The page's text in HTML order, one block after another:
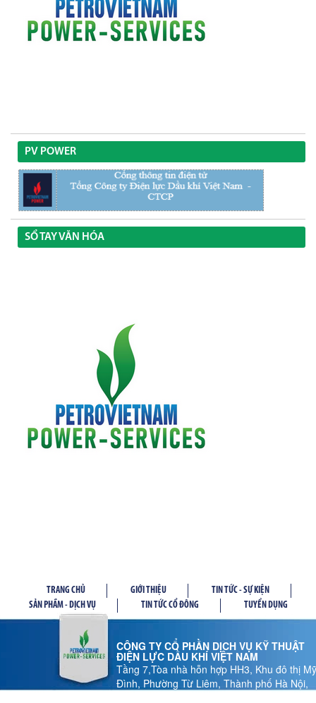
PV POWER
SỔ TAY VĂN HÓA
TRANG CHỦ GIỚI THIỆU
TIN TỨC - SỰ KIỆN
SẢN PHẦM - DỊCH VỤ
TIN TỨC CỔ ĐÔNG TUYỂN DỤNG
CÔNG TY CỔ PHẦN DỊCH VỤ KỸ THUẬT
ĐIỆN LỰC DẦU KHÍ VIỆT NAM
Tầng 7,Tòa nhà hỗn hợp HH3, Khu đô thị Mỹ
Đình, Phường Từ Liêm, Thành phố Hà Nội,